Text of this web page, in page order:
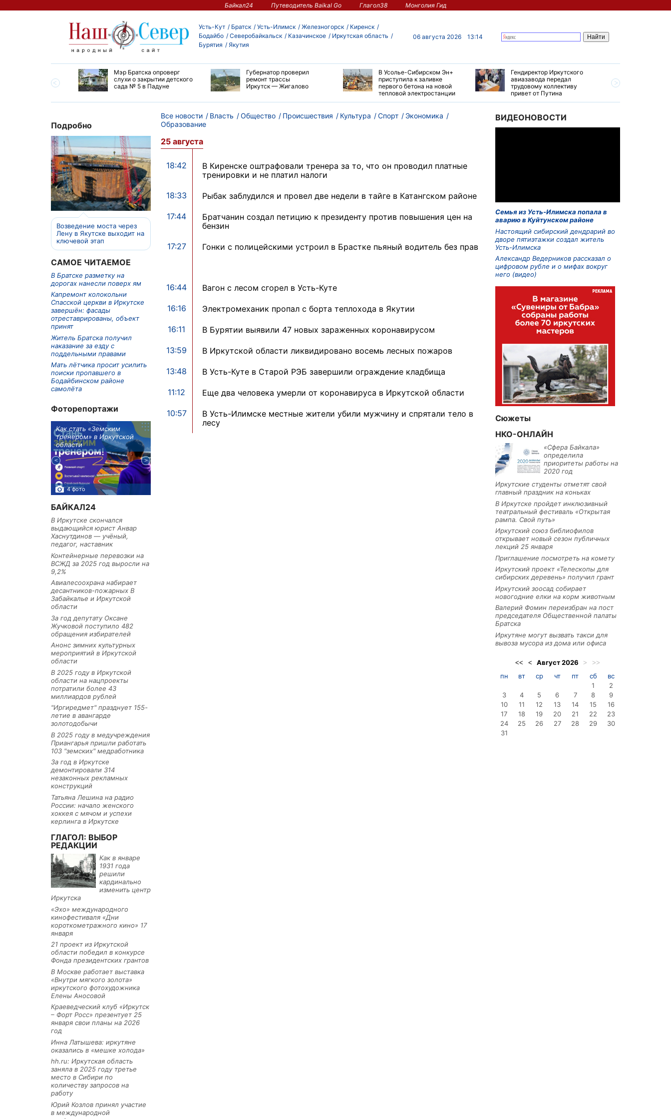
Байкал24 Путеводитель Baikal Go Глагол38 Монголия Гид
Усть-Кут Братск Усть-Илимск Железногорск
Киренск
Бодайбо
Северобайкальск Казачинское
Иркутская область
Бурятия
Якутия
06 августа 2026 13:14
Мэр Братска опроверг
слухи о закрытии детского
сада № 5 в Падуне
Губернатор проверил
ремонт трассы
Иркутск — Жигалово
В Усолье-Сибирском Эн+
приступила к заливке
первого бетона на новой
тепловой электростанции
Гендиректор Иркутского
авиазавода передал
трудовому коллективу
привет от Путина
Подробно
Возведение моста через
Лену в Якутске выходит на
ключевой этап
САМОЕ ЧИТАЕМОЕ
В Братске разметку на
дорогах нанесли поверх ям
Капремонт колокольни
Спасской церкви в Иркутске
завершён: фасады
отреставрированы, объект
принят
Житель Братска получил
наказание за езду с
поддельными правами
Мать лётчика просит усилить
поиски пропавшего в
Бодайбинском районе
самолёта
Фоторепортажи
Как стать «Земским
тренером» в Иркутской
области
4 фото
Три охотника за черемшой
БАЙКАЛ24
В Иркутске скончался
выдающийся юрист Анвар
Хаснутдинов — учёный,
педагог, наставник
Контейнерные перевозки на
ВСЖД за 2025 год выросли на
9,2%
Авиалесоохрана набирает
десантников-пожарных В
Забайкалье и Иркутской
области
За год депутату Оксане
Жучковой поступило 482
обращения избирателей
Анонс зимних культурных
мероприятий в Иркутской
области
В 2025 году в Иркутской
области на нацпроекты
потратили более 43
миллиардов рублей
"Иргиредмет" празднует 155-
летие в авангарде
золотодобычи
В 2025 году в медучреждения
Приангарья пришли работать
103 "земских" медработника
За год в Иркутске
демонтировали 314
незаконных рекламных
конструкций
Татьяна Лешина на радио
России: начало женского
хоккея с мячом и успехи
керлинга в Иркутске
ГЛАГОЛ: ВЫБОР
РЕДАКЦИИ
Как в январе
1931 года
решили
кардинально
изменить центр
Иркутска
«Эхо» международного
кинофестиваля «Дни
короткометражного кино» 17
января
21 проект из Иркутской
области победил в конкурсе
Фонда президентских грантов
В Москве работает выставка
«Внутри мягкого золота»
иркутского фотохудожника
Елены Аносовой
Краеведческий клуб «Иркутск
– Форт Росс» презентует 25
января свои планы на 2026
год
Инна Латышева: иркутяне
оказались в «мешке холода»
hh.ru: Иркутская область
заняла в 2025 году третье
место в Сибири по
количеству запросов на
работу
Юрий Козлов принял участие
в международной
Все новости Власть Общество Происшествия Культура Спорт
Экономика
Образование
25 августа
18:42
В Киренске оштрафовали тренера за то, что он проводил платные
тренировки и не платил налоги
18:33 Рыбак заблудился и провел две недели в тайге в Катангском районе
17:44
Братчанин создал петицию к президенту против повышения цен на
бензин
17:27 Гонки с полицейскими устроил в Брастке пьяный водитель без прав
16:44 Вагон с лесом сгорел в Усть-Куте
16:16 Электромеханик пропал с борта теплохода в Якутии
16:11 В Бурятии выявили 47 новых зараженных коронавирусом
13:59 В Иркутской области ликвидировано восемь лесных пожаров
13:48 В Усть-Куте в Старой РЭБ завершили ограждение кладбища
11:12 Еще два человека умерли от коронавируса в Иркутской области
10:57
В Усть-Илимске местные жители убили мужчину и спрятали тело в
лесу
ВИДЕОНОВОСТИ
Семья из Усть-Илимска попала в
аварию в Куйтунском районе
Настоящий сибирский дендрарий во
дворе пятиэтажки создал житель
Усть-Илимска
Александр Ведерников рассказал о
цифровом рубле и о мифах вокруг
него (видео)
Сюжеты
НКО-ОНЛАЙН
«Сфера Байкала»
определила
приоритеты работы на
2020 год
Иркутские студенты отметят свой
главный праздник на коньках
В Иркутске пройдет инклюзивный
театральный фестиваль «Открытая
рампа. Свой путь»
Иркутский союз библиофилов
открывает новый сезон публичных
лекций 25 января
Приглашение посмотреть на комету
Иркутский проект «Телескопы для
сибирских деревень» получил грант
Иркутский зоосад собирает
новогодние елки на корм животным
Валерий Фомин переизбран на пост
председателя Общественной палаты
Братска
Иркутяне могут вызвать такси для
вывоза мусора из дома или офиса
<< < Август2026 > >>
пн вт ср чт пт сб
вс
1
2
3
4 5 6 7 8
9
10
11 12 13 14 15
16
17
18 19 20 21 22
23
24
25 26 27 28 29
30
31